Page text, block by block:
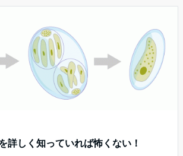
詳しく知っていれば怖くない！